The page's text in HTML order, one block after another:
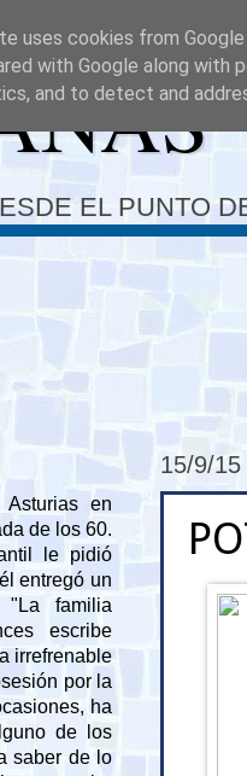
EL PUNTO
15/9/15
en
de los 60.
le pidió
entregó un
"La familia
escribe
irrefrenable
por la
ha
de los
saber de lo
uses cookies from
with Google along with
and to detect and